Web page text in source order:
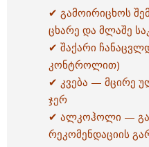
✔ გამოირიცხოს
ცხარე და მლაშე
✔ შაქარი
კონტროლით)
✔ კვება — მცირე
ჯერ
✔ ალკოჰოლი —
რეკომენდაციის